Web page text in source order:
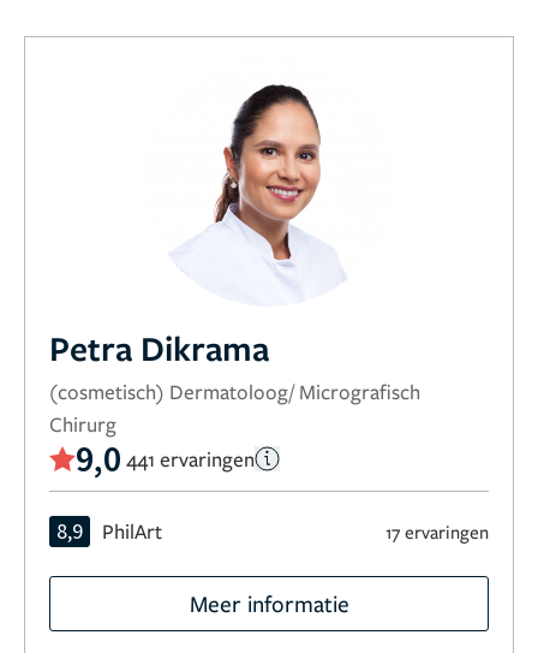
Petra Dikrama
(cosmetisch) Dermatoloog/ Micrografisch
Chirurg
9,0 441 ervaringen
8,9 PhilArt 17 ervaringen
Meer informatie